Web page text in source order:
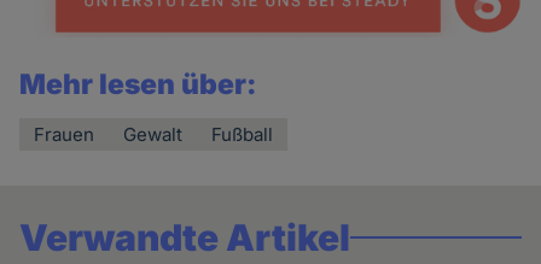
Mehr lesen über:
Frauen Gewalt Fußball
Verwandte Artikel